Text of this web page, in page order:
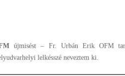
újmisést – Fr. Urbán Erik OFM
lelkésszé neveztem ki.